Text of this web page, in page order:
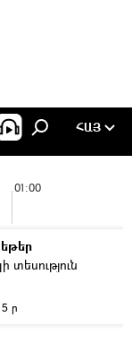
ՀԱՅ
01:00
տեսություն
5 ր